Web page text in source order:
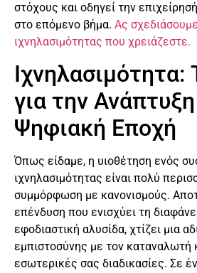
στόχους και οδηγεί την
στο επόμενο βήμα. Ας
ιχνηλασιμότητας που χρειάζεστε.
Ιχνηλασιμότητα:
για την
Ψηφιακή Εποχή
Όπως είδαμε, η υιοθέτηση ενός
ιχνηλασιμότητας είναι πολύ
συμμόρφωση με κανονισμούς.
επένδυση που ενισχύει τη
εφοδιαστική αλυσίδα, χτίζει μια
εμπιστοσύνης με τον καταναλωτή
εσωτερικές σας διαδικασίες. Σε